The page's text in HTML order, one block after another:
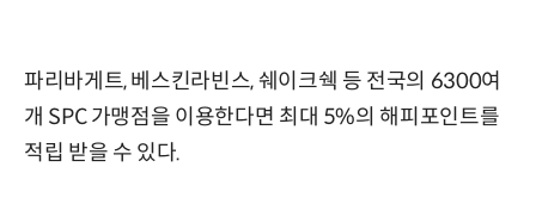
파리바게트, 베스킨라빈스, 쉐이크쉑 등 전국의 6300여
개 SPC 가맹점을 이용한다면 최대 5%의 해피포인트를
적립 받을 수 있다.